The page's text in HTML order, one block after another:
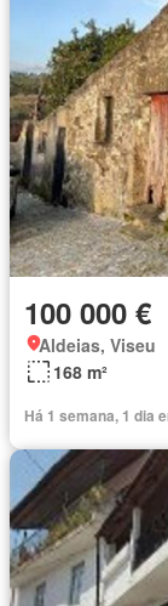
100 000 €
Aldeias, Viseu
168 m²
Há 1 semana, 1 dia